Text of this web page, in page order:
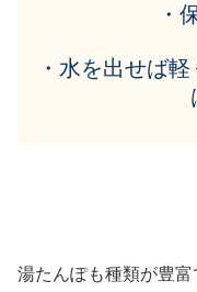
・
・水を出せば
湯たんぽも種類が豊富